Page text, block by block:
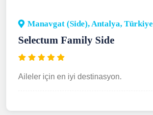
Manavgat (Side), Antalya, Türkiye
Selectum Family Side
Aileler için en iyi destinasyon.